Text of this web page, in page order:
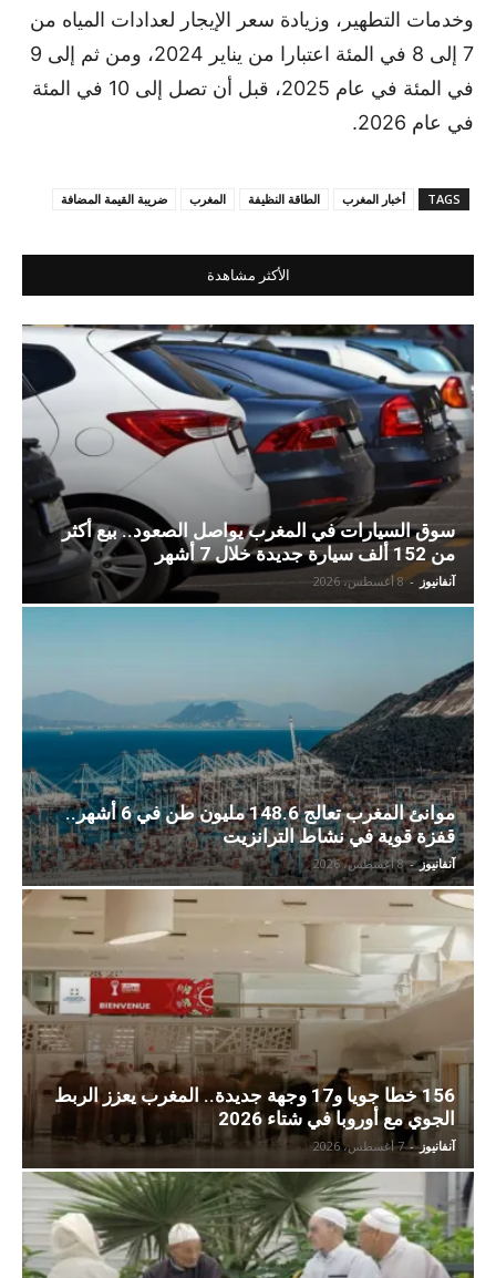
وخدمات التطهير، وزيادة سعر الإيجار لعدادات المياه من
7 إلى 8 في المئة اعتبارا من يناير 2024، ومن ثم إلى 9
في المئة في عام 2025، قبل أن تصل إلى 10 في المئة
في عام 2026.
TAGS أخبار المغرب الطاقة النظيفة المغرب ضريبة القيمة المضافة
الأكثر مشاهدة
سوق السيارات في المغرب يواصل الصعود.. بيع أكثر
من 152 ألف سيارة جديدة خلال 7 أشهر
آنفانيوز - 8 أغسطس، 2026
موانئ المغرب تعالج 148.6 مليون طن في 6 أشهر..
قفزة قوية في نشاط الترانزيت
آنفانيوز - 8 أغسطس، 2026
156 خطا جويا و17 وجهة جديدة.. المغرب يعزز الربط
الجوي مع أوروبا في شتاء 2026
آنفانيوز - 7 أغسطس، 2026